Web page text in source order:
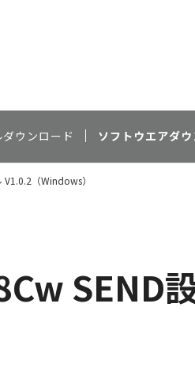
ウンロード ソフトウエアダ
（Windows）
SEND